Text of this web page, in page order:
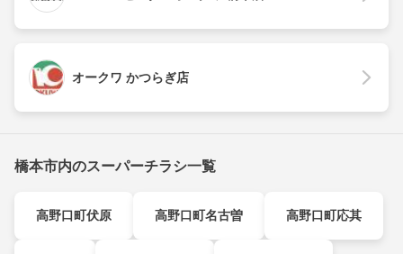
オークワ かつらぎ店
橋本市内のスーパーチラシ一覧
高野口町伏原 高野口町名古曽 高野口町応其